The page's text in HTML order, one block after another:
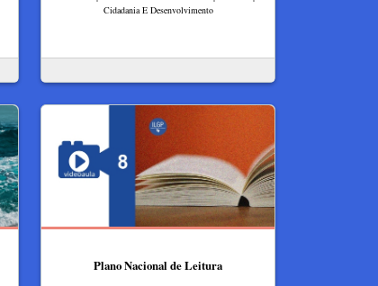
Cidadania E Desenvolvimento
Plano Nacional de Leitura